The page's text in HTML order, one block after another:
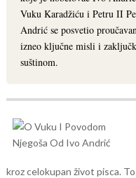
Vuku Karadžiću i Petru II
Andrić se posvetio
izneo ključne misli i
suštinom.
kroz celokupan život pisca.